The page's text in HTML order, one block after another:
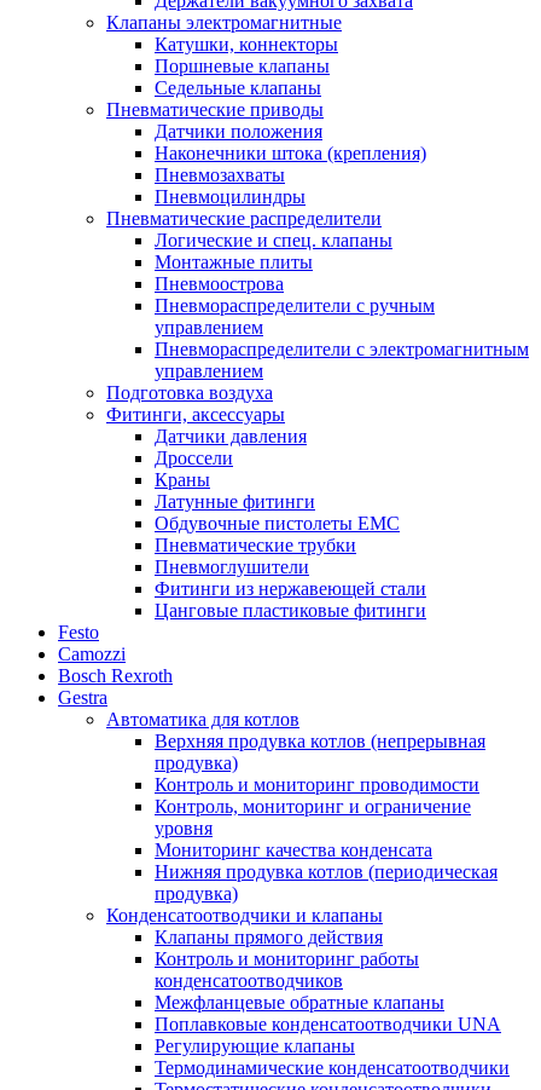
Клапаны электромагнитные
Катушки, коннекторы
Поршневые клапаны
Седельные клапаны
Пневматические приводы
Датчики положения
Наконечники штока (крепления)
Пневмозахваты
Пневмоцилиндры
Пневматические распределители
Логические и спец. клапаны
Монтажные плиты
Пневмоострова
Пневмораспределители с ручным
управлением
Пневмораспределители с электромагнитным
управлением
Подготовка воздуха
Фитинги, аксессуары
Датчики давления
Дроссели
Краны
Латунные фитинги
Обдувочные пистолеты ЕМС
Пневматические трубки
Пневмоглушители
Фитинги из нержавеющей стали
Цанговые пластиковые фитинги
Festo
Camozzi
Bosch Rexroth
Gestra
Автоматика для котлов
Верхняя продувка котлов (непрерывная
продувка)
Контроль и мониторинг проводимости
Контроль, мониторинг и ограничение
уровня
Мониторинг качества конденсата
Нижняя продувка котлов (периодическая
продувка)
Конденсатоотводчики и клапаны
Клапаны прямого действия
Контроль и мониторинг работы
конденсатоотводчиков
Межфланцевые обратные клапаны
Поплавковые конденсатоотводчики UNA
Регулирующие клапаны
Термодинамические конденсатоотводчики